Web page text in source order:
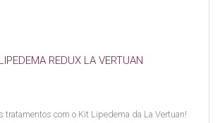
REDUX LA VERTUAN
tratamentos com o Kit Lipedema da La Vertuan!